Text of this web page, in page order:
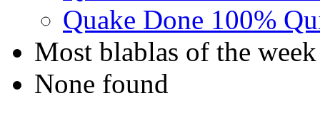
Quake Done 100%
Most blablas of the week
None found